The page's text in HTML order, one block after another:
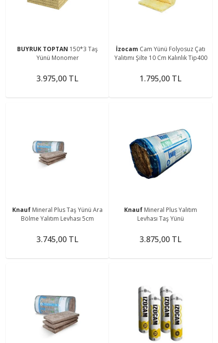
BUYRUK TOPTAN 150*3 Taş
Yünü Monomer
3.975,00 TL
İzocam Cam Yünü Folyosuz Çatı
Yalıtımı Şilte 10 Cm Kalınlık Tip400
1.795,00 TL
Knauf Mineral Plus Taş Yünü Ara
Bölme Yalıtım Levhası 5cm
3.745,00 TL
Knauf Mineral Plus Yalıtım
Levhası Taş Yünü
3.875,00 TL